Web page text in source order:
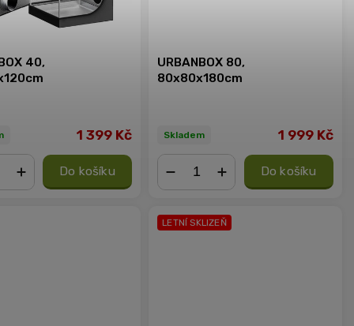
40,
1 399 Kč
Do košíku
URBANBOX 80,
80x80x180cm
Skladem 1 999 Kč
Do košíku
LETNÍ SKLIZEŇ